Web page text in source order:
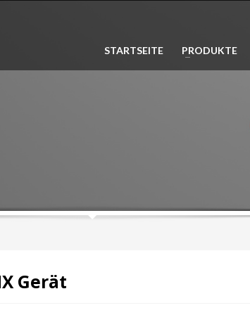
Innerhalb DeutschlandLieferung
STARTSEITE PRODUKTE
Gerät